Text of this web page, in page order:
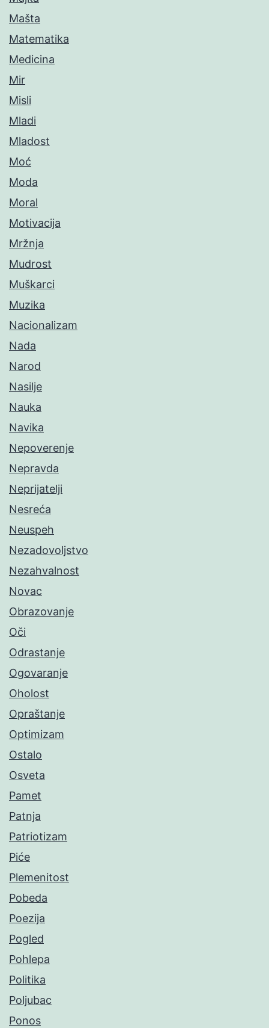
Mašta
Matematika
Medicina
Mir
Misli
Mladi
Mladost
Moć
Moda
Moral
Motivacija
Mržnja
Mudrost
Muškarci
Muzika
Nacionalizam
Nada
Narod
Nasilje
Nauka
Navika
Nepoverenje
Nepravda
Neprijatelji
Nesreća
Neuspeh
Nezadovoljstvo
Nezahvalnost
Novac
Obrazovanje
Oči
Odrastanje
Ogovaranje
Oholost
Opraštanje
Optimizam
Ostalo
Osveta
Pamet
Patnja
Patriotizam
Piće
Plemenitost
Pobeda
Poezija
Pogled
Pohlepa
Politika
Poljubac
Ponos